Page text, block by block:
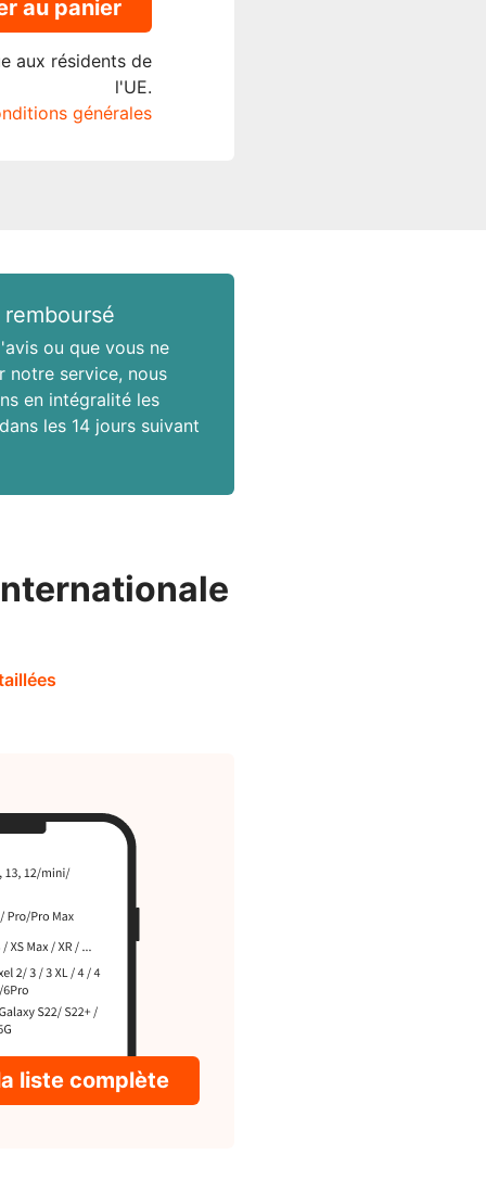
au panier
aux résidents de
l'UE.
générales
ou que vous ne
notre service, nous
en intégralité les
les 14 jours suivant
liste complète